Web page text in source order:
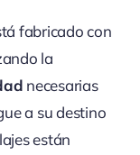
fabricado con
la
necesarias
a su destino
están